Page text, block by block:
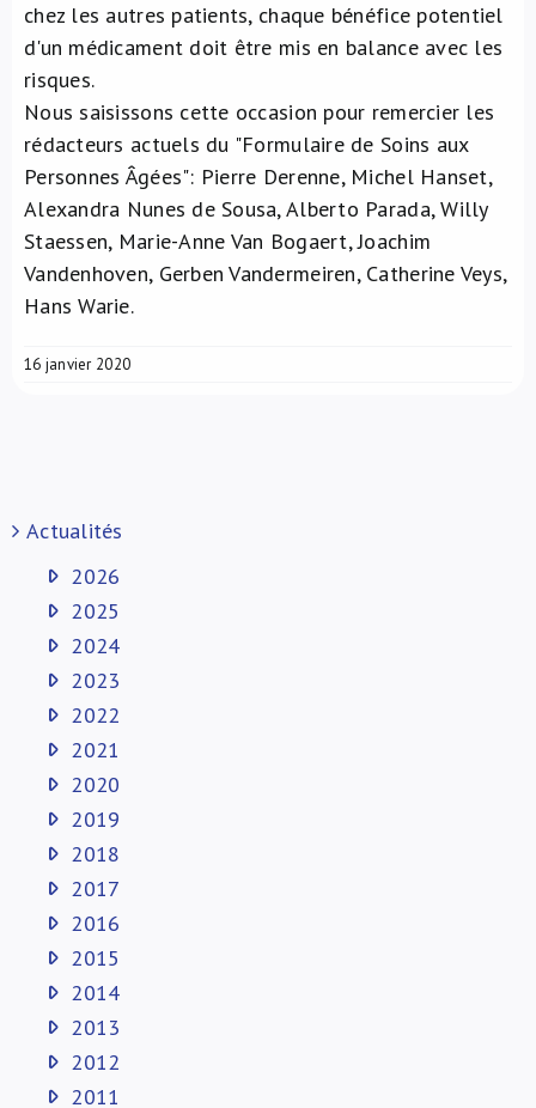
chez les autres patients, chaque bénéfice potentiel
d'un médicament doit être mis en balance avec les
risques.
Nous saisissons cette occasion pour remercier les
rédacteurs actuels du "Formulaire de Soins aux
Personnes Âgées": Pierre Derenne, Michel Hanset,
Alexandra Nunes de Sousa, Alberto Parada, Willy
Staessen, Marie-Anne Van Bogaert, Joachim
Vandenhoven, Gerben Vandermeiren, Catherine Veys,
Hans Warie.
16 janvier 2020
Actualités
2026
2025
2024
2023
2022
2021
2020
2019
2018
2017
2016
2015
2014
2013
2012
2011